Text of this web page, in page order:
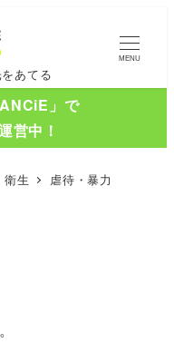
あてる
MENU
」で
営中！
衛生 虐待・暴力